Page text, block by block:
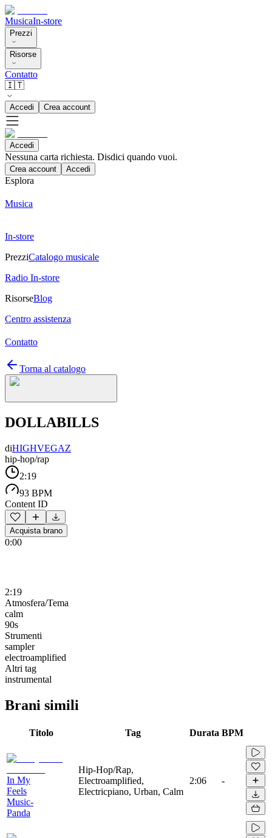
MusicaIn-store
Prezzi
Risorse
Contatto
🇮🇹
Accedi Crea account
Accedi
Nessuna carta richiesta. Disdici quando vuoi.
Crea account Accedi
Esplora
Musica
In-store
PrezziCatalogo musicale
Radio In-store
RisorseBlog
Centro assistenza
Contatto
Torna al catalogo
DOLLABILLS
diHIGHVEGAZ
hip-hop/rap
2:19
93 BPM
Content ID
Acquista brano
0:00
2:19
Atmosfera/Tema
calm
90s
Strumenti
sampler
electroamplified
Altri tag
instrumental
Brani simili
Titolo Tag Durata BPM
In My
Feels
Music-
Panda
Hip-Hop/Rap,
Electroamplified,
Electricpiano, Urban, Calm
2:06 -